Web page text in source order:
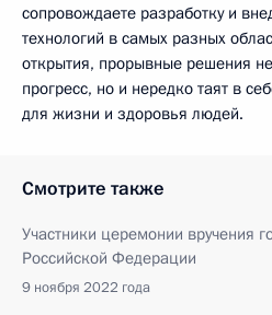
сопровождаете разработку и
технологий в самых разных
открытия, прорывные решения
прогресс, но и нередко таят в
для жизни и здоровья людей.
Смотрите также
Участники церемонии вручения
Российской Федерации
9 ноября 2022 года